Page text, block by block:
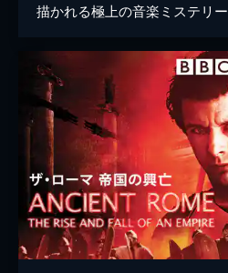
描かれる極上の音楽ミステリー